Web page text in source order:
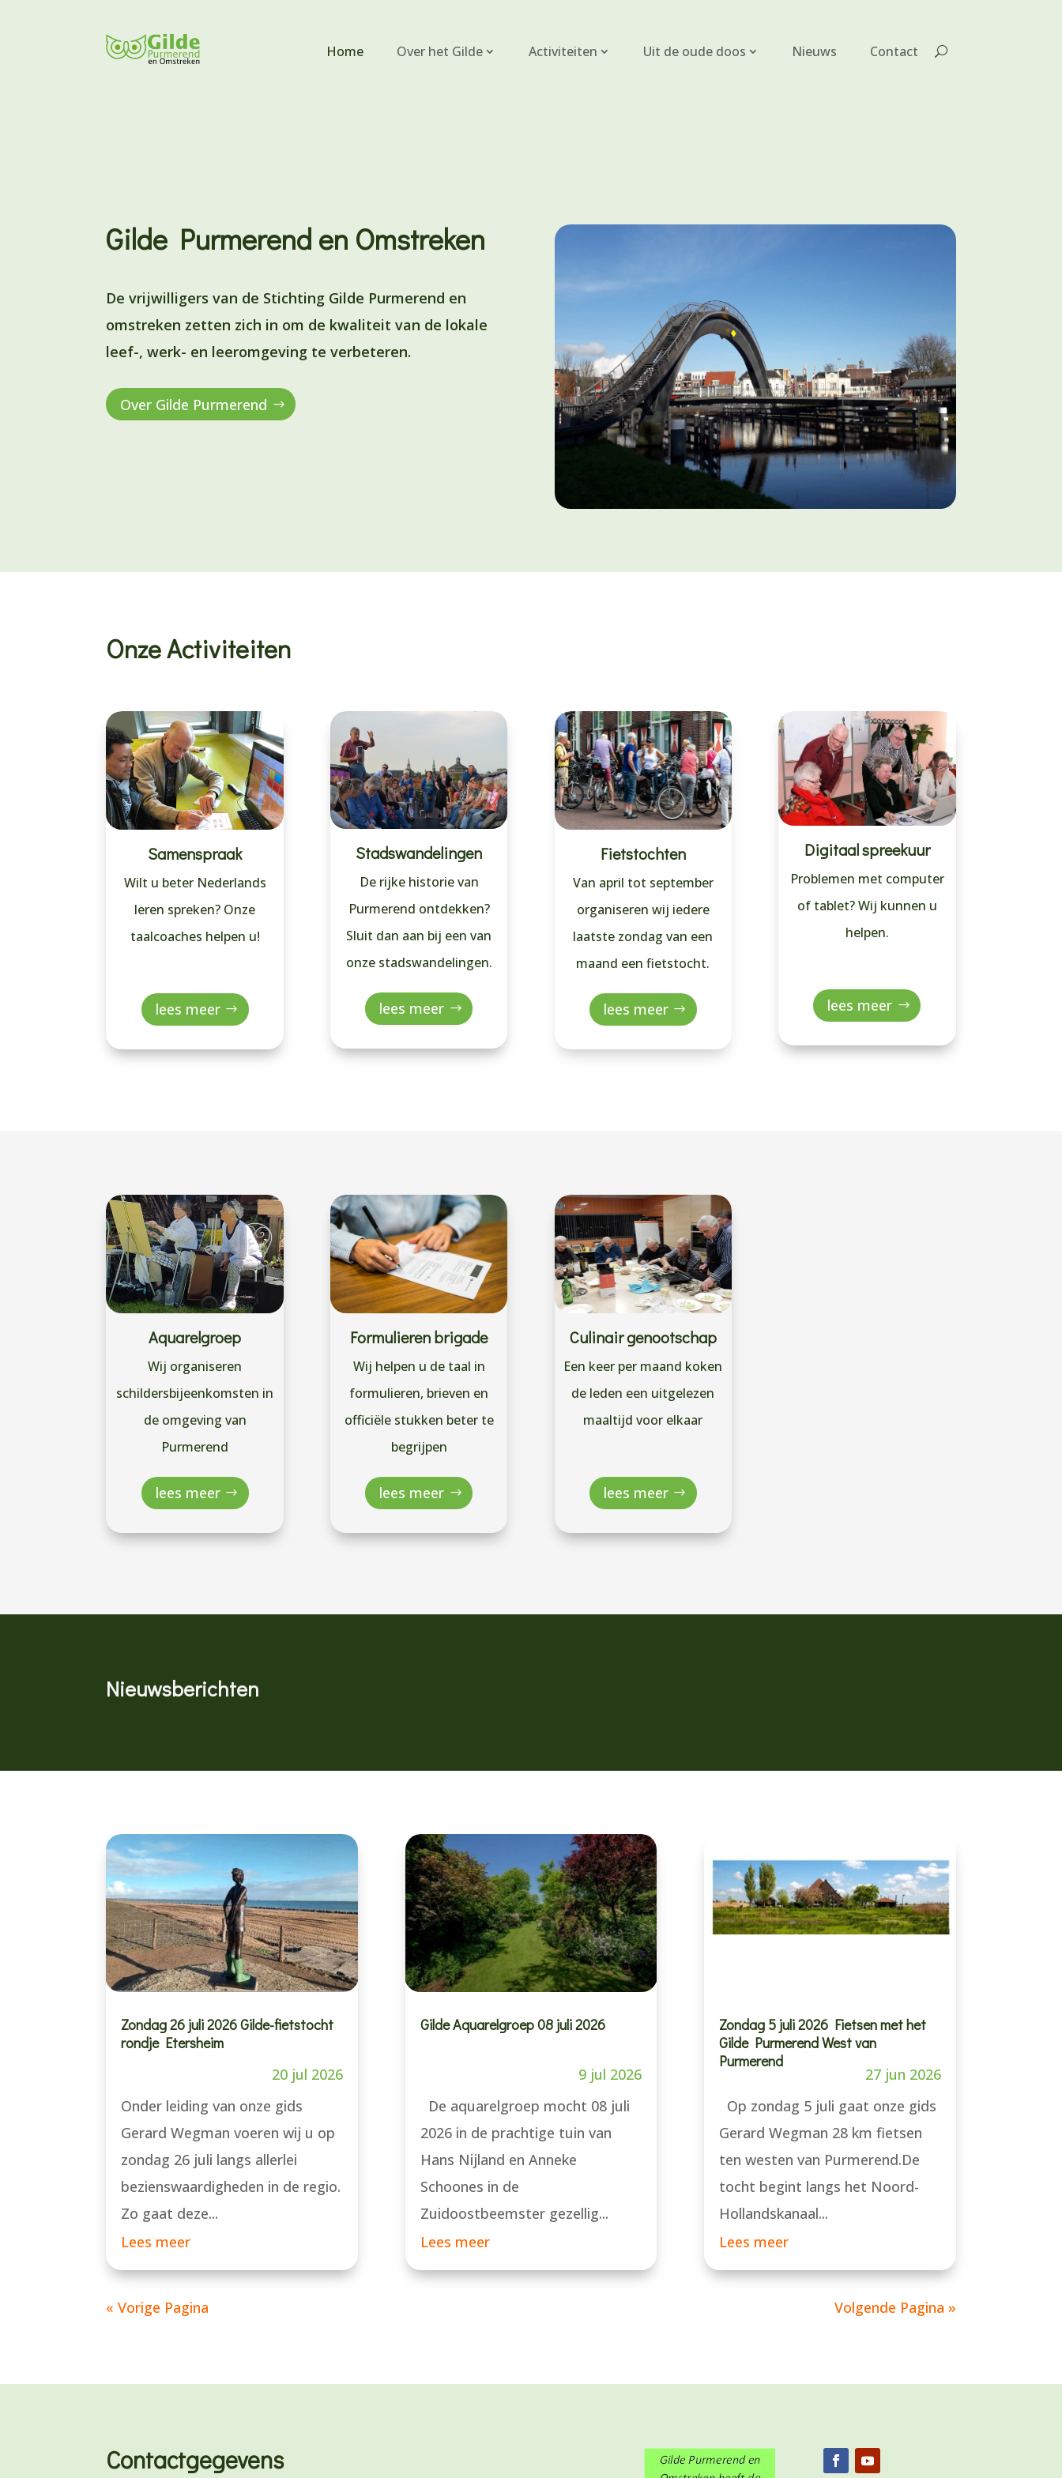
Home Over het Gilde Activiteiten Uit de oude doos Nieuws Contact
Gilde Purmerend en Omstreken
De vrijwilligers van de Stichting Gilde Purmerend en
omstreken zetten zich in om de kwaliteit van de lokale
leef-, werk- en leeromgeving te verbeteren.
Over Gilde Purmerend
Onze Activiteiten
Samenspraak
Wilt u beter Nederlands
leren spreken? Onze
taalcoaches helpen u!
lees meer
Stadswandelingen
De rijke historie van
Purmerend ontdekken?
Sluit dan aan bij een van
onze stadswandelingen.
lees meer
Fietstochten
Van april tot september
organiseren wij iedere
laatste zondag van een
maand een fietstocht.
lees meer
Digitaal spreekuur
Problemen met computer
of tablet? Wij kunnen u
helpen.
lees meer
Aquarelgroep
Wij organiseren
schildersbijeenkomsten in
de omgeving van
Purmerend
lees meer
Formulieren brigade
Wij helpen u de taal in
formulieren, brieven en
officiële stukken beter te
begrijpen
lees meer
Culinair genootschap
Een keer per maand koken
de leden een uitgelezen
maaltijd voor elkaar
lees meer
Nieuwsberichten
Zondag 26 juli 2026 Gilde-fietstocht
rondje Etersheim
20 jul 2026
Onder leiding van onze gids
Gerard Wegman voeren wij u op
zondag 26 juli langs allerlei
bezienswaardigheden in de regio.
Zo gaat deze...
Lees meer
Gilde Aquarelgroep 08 juli 2026
9 jul 2026
De aquarelgroep mocht 08 juli
2026 in de prachtige tuin van
Hans Nijland en Anneke
Schoones in de
Zuidoostbeemster gezellig...
Lees meer
Zondag 5 juli 2026 Fietsen met het
Gilde Purmerend West van
Purmerend
27 jun 2026
Op zondag 5 juli gaat onze gids
Gerard Wegman 28 km fietsen
ten westen van Purmerend.De
tocht begint langs het Noord-
Hollandskanaal...
Lees meer
« Vorige Pagina Volgende Pagina »
Contactgegevens